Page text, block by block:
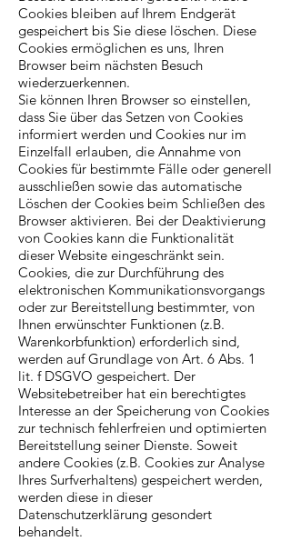
Cookies bleiben auf Ihrem Endgerät
gespeichert bis Sie diese löschen. Diese
Cookies ermöglichen es uns, Ihren
Browser beim nächsten Besuch
wiederzuerkennen.
Sie können Ihren Browser so einstellen,
dass Sie über das Setzen von Cookies
informiert werden und Cookies nur im
Einzelfall erlauben, die Annahme von
Cookies für bestimmte Fälle oder generell
ausschließen sowie das automatische
Löschen der Cookies beim Schließen des
Browser aktivieren. Bei der Deaktivierung
von Cookies kann die Funktionalität
dieser Website eingeschränkt sein.
Cookies, die zur Durchführung des
elektronischen Kommunikationsvorgangs
oder zur Bereitstellung bestimmter, von
Ihnen erwünschter Funktionen (z.B.
Warenkorbfunktion) erforderlich sind,
werden auf Grundlage von Art. 6 Abs. 1
lit. f DSGVO gespeichert. Der
Websitebetreiber hat ein berechtigtes
Interesse an der Speicherung von Cookies
zur technisch fehlerfreien und optimierten
Bereitstellung seiner Dienste. Soweit
andere Cookies (z.B. Cookies zur Analyse
Ihres Surfverhaltens) gespeichert werden,
werden diese in dieser
Datenschutzerklärung gesondert
behandelt.